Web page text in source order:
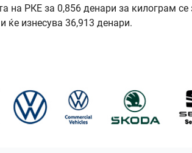
на РКЕ за 0,856 денари за килограм се
изнесува 36,913 денари.